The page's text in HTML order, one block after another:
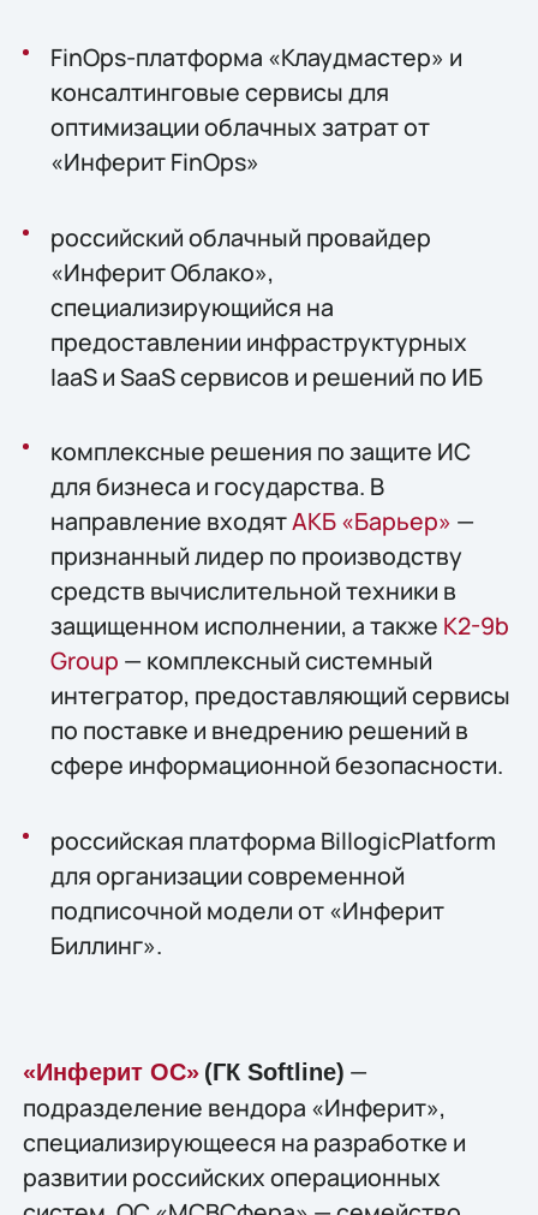
FinOps-платформа «Клаудмастер» и
консалтинговые сервисы для
оптимизации облачных затрат от
«Инферит FinOps»
российский облачный провайдер
«Инферит Облако»,
специализирующийся на
предоставлении инфраструктурных
IaaS и SaaS сервисов и решений по ИБ
комплексные решения по защите ИС
для бизнеса и государства. В
направление входятАКБ «Барьер» —
признанный лидер по производству
средств вычислительной техники в
защищенном исполнении, а также К2-9b
Group — комплексный системный
интегратор, предоставляющий сервисы
по поставке и внедрению решений в
сфере информационной безопасности.
российская платформа BillogicPlatform
для организации современной
подписочной модели от «Инферит
Биллинг».
«Инферит ОС» (ГК Softline) —
подразделение вендора «Инферит»,
специализирующееся на разработке и
развитии российских операционных